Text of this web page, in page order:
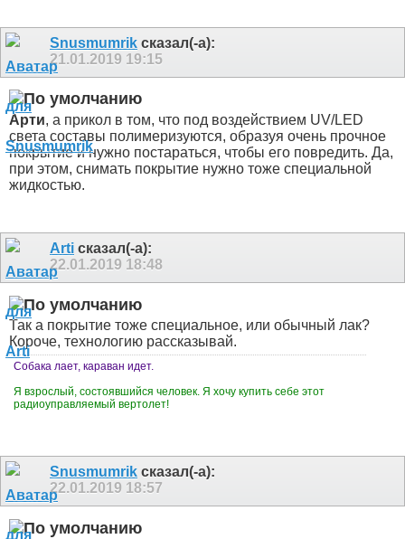
Snusmumrik сказал(-а):
21.01.2019 19:15
Арти, а прикол в том, что под воздействием UV/LED
света составы полимеризуются, образуя очень прочное
покрытие и нужно постараться, чтобы его повредить. Да,
при этом, снимать покрытие нужно тоже специальной
жидкостью.
Arti сказал(-а):
22.01.2019 18:48
Так а покрытие тоже специальное, или обычный лак?
Короче, технологию рассказывай.
Собака лает, караван идет.
Я взрослый, состоявшийся человек. Я хочу купить себе этот
радиоуправляемый вертолет!
Snusmumrik сказал(-а):
22.01.2019 18:57